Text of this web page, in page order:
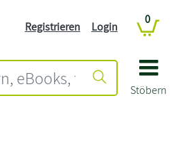
Stöbern
Registrieren Login
0